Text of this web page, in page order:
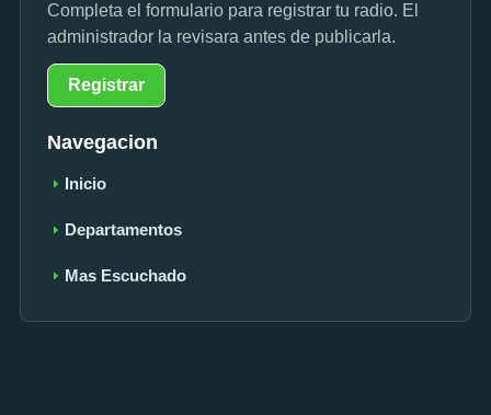
Completa el formulario para registrar tu radio. El
administrador la revisara antes de publicarla.
Registrar
Navegacion
Inicio
Departamentos
Mas Escuchado